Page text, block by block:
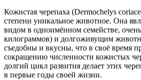
Кожистая черепаха (Dermochelys
степени уникальное животное. Она
видом в одноимённом семействе,
килограммов) и долгоживущим
съедобны и вкусны, что в своё время
сокращению численности кожистых
долгий цикл развития делает этих
в первые годы своей жизни.